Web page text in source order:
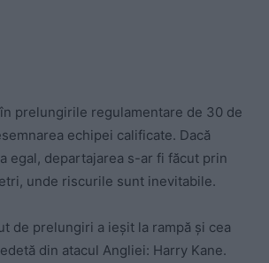
prelungirile regulamentare de 30 de
echipei calificate. Dacă
egal, departajarea s-ar fi făcut prin
unde riscurile sunt inevitabile.
de prelungiri a ieșit la rampă și cea
din atacul Angliei: Harry Kane.